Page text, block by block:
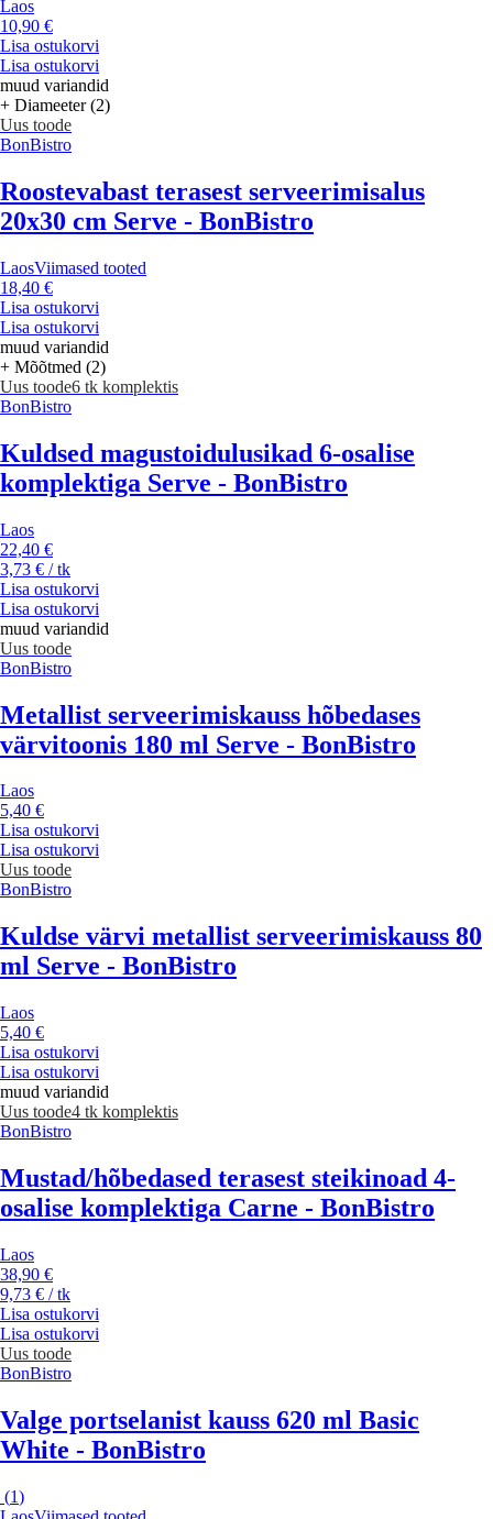
Laos
10,90 €
Lisa ostukorvi
Lisa ostukorvi
muud variandid
+ Diameeter (2)
Uus toode
BonBistro
Roostevabast terasest serveerimisalus
20x30 cm Serve - BonBistro
LaosViimased tooted
18,40 €
Lisa ostukorvi
Lisa ostukorvi
muud variandid
+ Mõõtmed (2)
Uus toode6 tk komplektis
BonBistro
Kuldsed magustoidulusikad 6-osalise
komplektiga Serve - BonBistro
Laos
22,40 €
3,73 € / tk
Lisa ostukorvi
Lisa ostukorvi
muud variandid
Uus toode
BonBistro
Metallist serveerimiskauss hõbedases
värvitoonis 180 ml Serve - BonBistro
Laos
5,40 €
Lisa ostukorvi
Lisa ostukorvi
Uus toode
BonBistro
Kuldse värvi metallist serveerimiskauss 80
ml Serve - BonBistro
Laos
5,40 €
Lisa ostukorvi
Lisa ostukorvi
muud variandid
Uus toode4 tk komplektis
BonBistro
Mustad/hõbedased terasest steikinoad 4-
osalise komplektiga Carne - BonBistro
Laos
38,90 €
9,73 € / tk
Lisa ostukorvi
Lisa ostukorvi
Uus toode
BonBistro
Valge portselanist kauss 620 ml Basic
White - BonBistro
(1)